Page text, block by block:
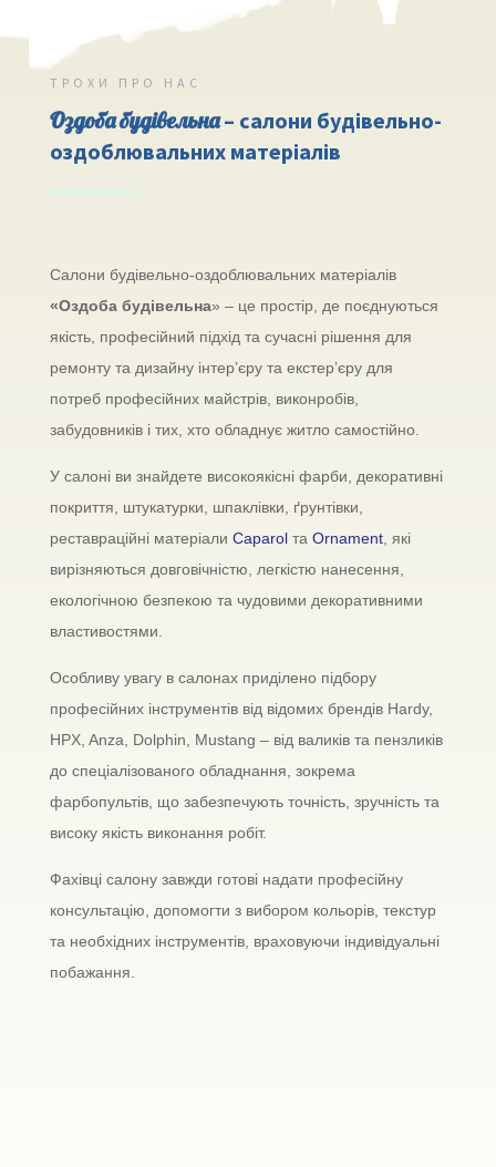
ТРОХИ ПРО НАС
Оздоба будівельна – салони будівельно-
оздоблювальних матеріалів
Салони будівельно-оздоблювальних матеріалів
«Оздоба будівельна» – це простір, де поєднуються
якість, професійний підхід та сучасні рішення для
ремонту та дизайну інтер’єру та екстер’єру для
потреб професійних майстрів, виконробів,
забудовників і тих, хто обладнує житло самостійно.
У салоні ви знайдете високоякісні фарби, декоративні
покриття, штукатурки, шпаклівки, ґрунтівки,
реставраційні матеріали Caparolта Ornament, які
вирізняються довговічністю, легкістю нанесення,
екологічною безпекою та чудовими декоративними
властивостями.
Особливу увагу в салонах приділено підбору
професійних інструментів від відомих брендів Hardy,
HPX, Anza, Dolphin, Mustang – від валиків та пензликів
до спеціалізованого обладнання, зокрема
фарбопультів, що забезпечують точність, зручність та
високу якість виконання робіт.
Фахівці салону завжди готові надати професійну
консультацію, допомогти з вибором кольорів, текстур
та необхідних інструментів, враховуючи індивідуальні
побажання.